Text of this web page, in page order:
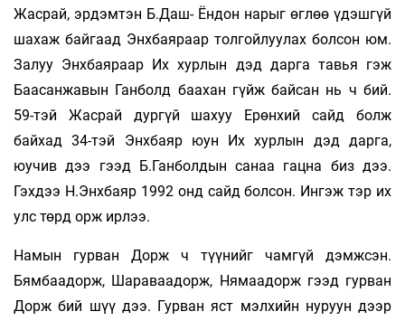
Жасрай, эрдэмтэн Б.Даш- Ёндон нарыг өглөө үдэшгүй
шахаж байгаад Энхбаяраар толгойлуулах болсон юм.
Залуу Энхбаяраар Их хурлын дэд дарга тавья гэж
Баасанжавын Ганболд баахан гүйж байсан нь ч бий.
59-тэй Жасрай дургүй шахуу Ерөнхий сайд болж
байхад 34-тэй Энхбаяр юун Их хурлын дэд дарга,
юучив дээ гээд Б.Ганболдын санаа гацна биз дээ.
Гэхдээ Н.Энхбаяр 1992 онд сайд болсон. Ингэж тэр их
улс төрд орж ирлээ.
Намын гурван Дорж ч түүнийг чамгүй дэмжсэн.
Бямбаадорж, Шараваадорж, Нямаадорж гээд гурван
Дорж бий шүү дээ. Гурван яст мэлхийн нуруун дээр